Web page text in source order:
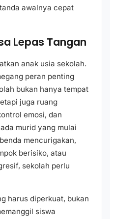
awalnya cepat
Lepas Tangan
anak usia sekolah.
peran penting
bukan hanya tempat
juga ruang
emosi, dan
murid yang mulai
mencurigakan,
berisiko, atau
sekolah perlu
harus diperkuat, bukan
siswa